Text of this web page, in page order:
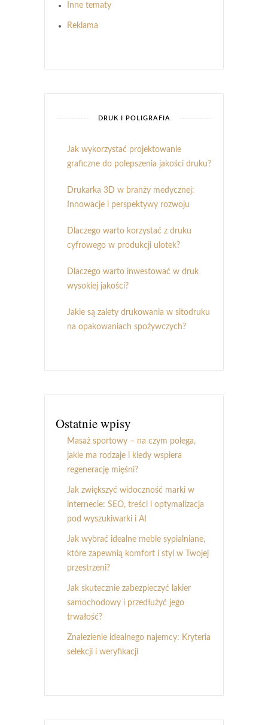
Inne tematy
Reklama
DRUK I POLIGRAFIA
Jak wykorzystać projektowanie
graficzne do polepszenia jakości druku?
Drukarka 3D w branży medycznej:
Innowacje i perspektywy rozwoju
Dlaczego warto korzystać z druku
cyfrowego w produkcji ulotek?
Dlaczego warto inwestować w druk
wysokiej jakości?
Jakie są zalety drukowania w sitodruku
na opakowaniach spożywczych?
Ostatnie wpisy
Masaż sportowy – na czym polega,
jakie ma rodzaje i kiedy wspiera
regenerację mięśni?
Jak zwiększyć widoczność marki w
internecie: SEO, treści i optymalizacja
pod wyszukiwarki i AI
Jak wybrać idealne meble sypialniane,
które zapewnią komfort i styl w Twojej
przestrzeni?
Jak skutecznie zabezpieczyć lakier
samochodowy i przedłużyć jego
trwałość?
Znalezienie idealnego najemcy: Kryteria
selekcji i weryfikacji